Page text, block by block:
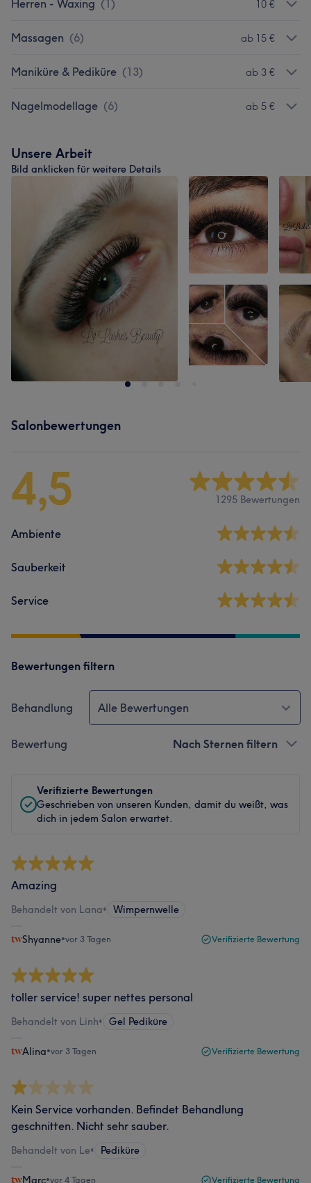
Herren - Waxing (1) 10 €
Massagen (6) ab 15 €
Maniküre & Pediküre (13) ab 3 €
Nagelmodellage (6) ab 5 €
Unsere Arbeit
Bild anklicken für weitere Details
Salonbewertungen
4,5 1295 Bewertungen
Ambiente
Sauberkeit
Service
Bewertungen filtern
Behandlung Alle Bewertungen
Bewertung Nach Sternen filtern
Verifizierte Bewertungen
Geschrieben von unseren Kunden, damit du weißt, was
dich in jedem Salon erwartet.
Amazing
Behandelt von Lana• Wimpernwelle
Shyanne•vor 3 Tagen Verifizierte Bewertung
toller service! super nettes personal
Behandelt von Linh• Gel Pediküre
Alina•vor 3 Tagen Verifizierte Bewertung
Kein Service vorhanden. Befindet Behandlung
geschnitten. Nicht sehr sauber.
Behandelt von Le• Pediküre
Marc•vor 4 Tagen Verifizierte Bewertung